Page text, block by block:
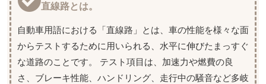
直線路とは。
自動車用語における「直線路」とは、車の性能を様々な面
からテストするために用いられる、水平に伸びたまっすぐ
な道路のことです。 テスト項目は、加速力や燃費の良
さ、ブレーキ性能、ハンドリング、走行中の騒音など多岐